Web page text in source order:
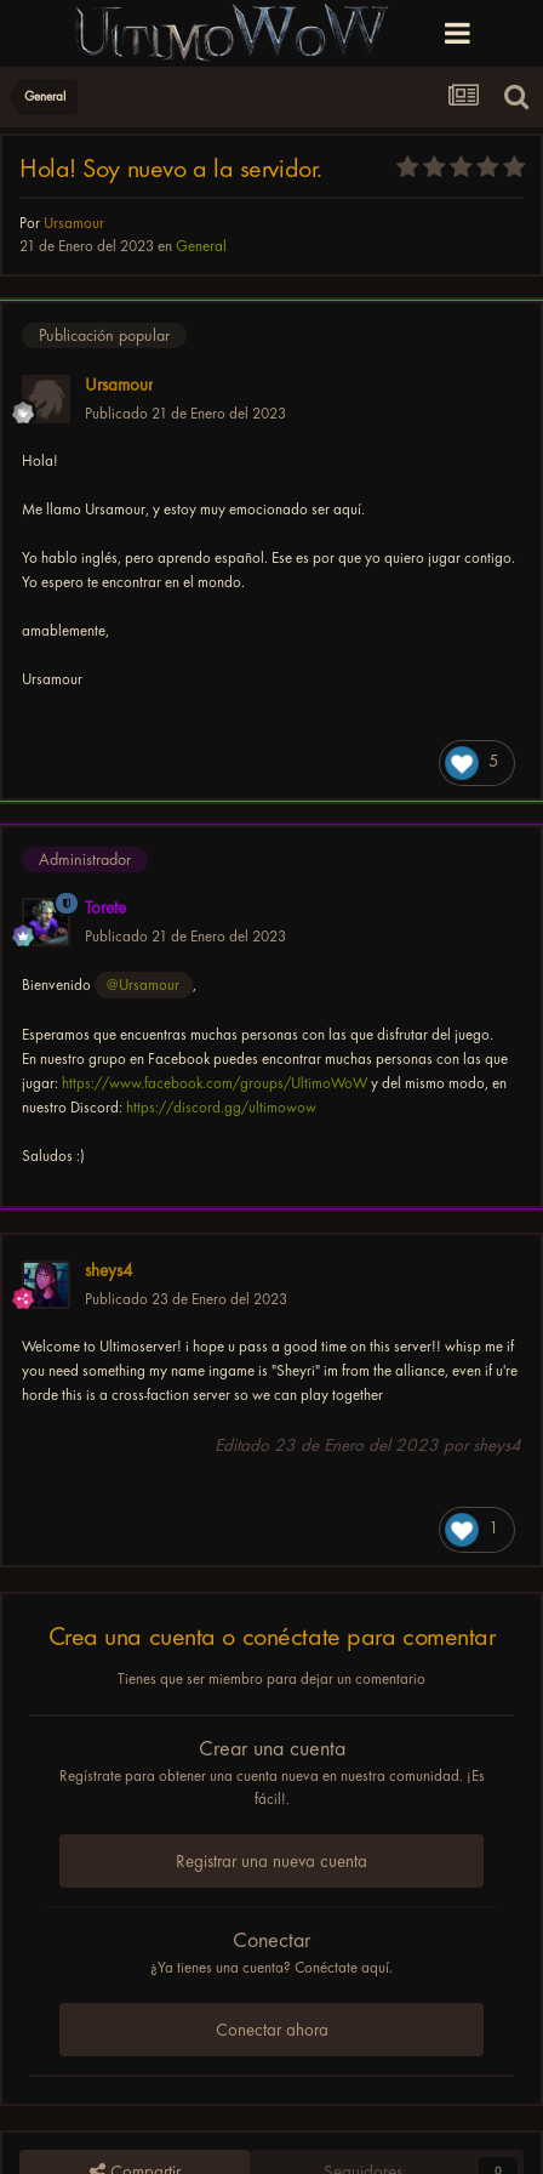
General
Hola! Soy nuevo a la servidor.
Por Ursamour
21 de Enero del 2023 en General
Publicación popular
Ursamour
Publicado 21 de Enero del 2023
Hola!
Me llamo Ursamour, y estoy muy emocionado ser aquí.
Yo hablo inglés, pero aprendo español. Ese es por que yo quiero jugar contigo.
Yo espero te encontrar en el mondo.
amablemente,
Ursamour
5
Administrador
Torete
Publicado 21 de Enero del 2023
Bienvenido @Ursamour ,
Esperamos que encuentras muchas personas con las que disfrutar del juego.
En nuestro grupo en Facebook puedes encontrar muchas personas con las que
jugar: https://www.facebook.com/groups/UltimoWoW y del mismo modo, en
nuestro Discord: https://discord.gg/ultimowow
Saludos :)
sheys4
Publicado 23 de Enero del 2023
Welcome to Ultimoserver! i hope u pass a good time on this server!! whisp me if
you need something my name ingame is "Sheyri" im from the alliance, even if u're
horde this is a cross-faction server so we can play together
Editado 23 de Enero del 2023 por sheys4
1
Crea una cuenta o conéctate para comentar
Tienes que ser miembro para dejar un comentario
Crear una cuenta
Regístrate para obtener una cuenta nueva en nuestra comunidad. ¡Es
fácil!.
Registrar una nueva cuenta
Conectar
¿Ya tienes una cuenta? Conéctate aquí.
Conectar ahora